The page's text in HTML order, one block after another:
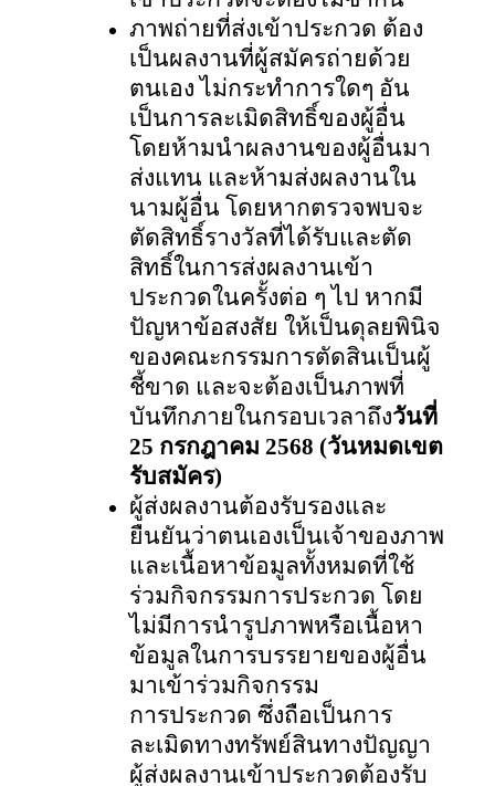
ภาพถ่ายที่ส่งเข้าประกวด ต้อง
เป็นผลงานที่ผู้สมัครถ่ายด้วย
ตนเอง ไม่กระทำการใดๆ อัน
เป็นการละเมิดสิทธิ์ของผู้อื่น
โดยห้ามนำผลงานของผู้อื่นมา
ส่งแทน และห้ามส่งผลงานใน
นามผู้อื่น โดยหากตรวจพบจะ
ตัดสิทธิ์รางวัลที่ได้รับและตัด
สิทธิ์ในการส่งผลงานเข้า
ประกวดในครั้งต่อ ๆ ไป หากมี
ปัญหาข้อสงสัย ให้เป็นดุลยพินิจ
ของคณะกรรมการตัดสินเป็นผู้
ชี้ขาด และจะต้องเป็นภาพที่
บันทึกภายในกรอบเวลาถึงวันที่
25 กรกฎาคม 2568 (วันหมดเขต
รับสมัคร)
ผู้ส่งผลงานต้องรับรองและ
ยืนยันว่าตนเองเป็นเจ้าของภาพ
และเนื้อหาข้อมูลทั้งหมดที่ใช้
ร่วมกิจกรรมการประกวด โดย
ไม่มีการนำรูปภาพหรือเนื้อหา
ข้อมูลในการบรรยายของผู้อื่น
มาเข้าร่วมกิจกรรม
การประกวด ซึ่งถือเป็นการ
ละเมิดทางทรัพย์สินทางปัญญา
ผู้ส่งผลงานเข้าประกวดต้องรับ